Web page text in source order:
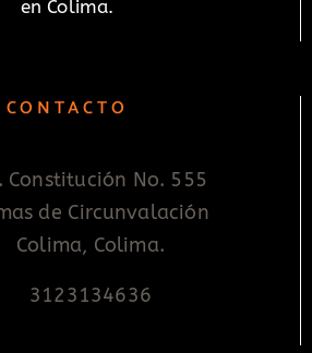
en Colima.
CONTACTO
Constitución No. 555
de Circunvalación
Colima, Colima.
3123134636